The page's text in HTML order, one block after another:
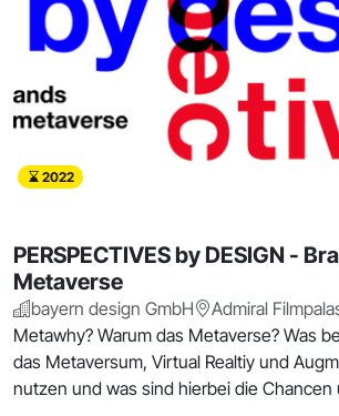
2022
PERSPECTIVES by DESIGN -
Metaverse
bayern design GmbH
Admiral
Metawhy? Warum das Metaverse? Was
das Metaversum, Virtual Realtiy und
nutzen und was sind hierbei die Chancen